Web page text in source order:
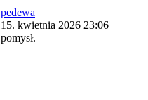
pedewa
15. kwietnia 2026 23:06
pomysł.